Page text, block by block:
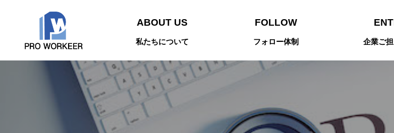
ABOUT US
私たちについて
FOLLOW
フォロー体制 企業ご